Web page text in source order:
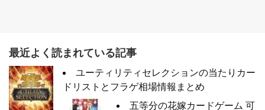
最近よく読まれている記事
ユーティリティセレクションの当たりカー
ドリストとフラゲ相場情報まとめ
五等分の花嫁カードゲーム 可